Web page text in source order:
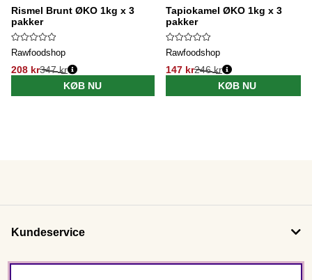
Rismel Brunt ØKO 1kg x 3
pakker
Rawfoodshop
208 kr347 kr
KØB NU
Tapiokamel ØKO 1kg x 3
pakker
Rawfoodshop
147 kr246 kr
KØB NU
Kundeservice